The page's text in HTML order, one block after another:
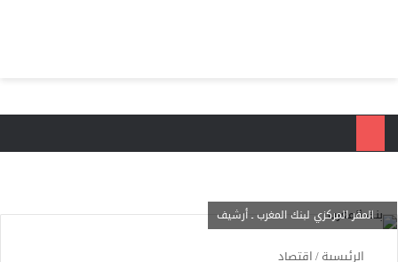
المقر المركزي لبنك المغرب ـ أرشيف
الرئيسية/اقتصاد